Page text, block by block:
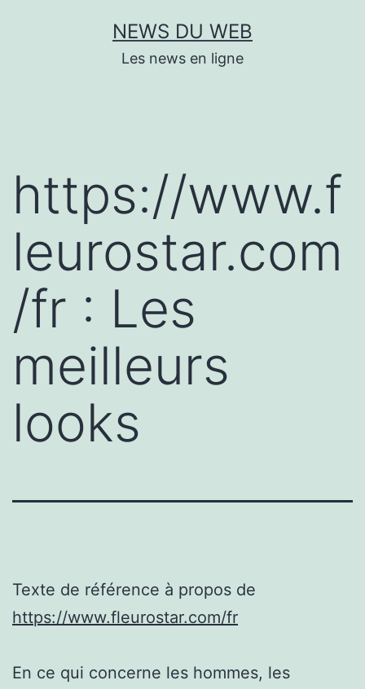
NEWS DU WEB
Les news en ligne
https://www.f
leurostar.com
/fr : Les
meilleurs
looks
Texte de référence à propos de
https://www.fleurostar.com/fr
En ce qui concerne les hommes, les